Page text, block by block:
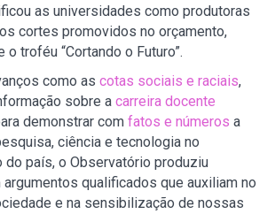
as universidades como produtoras
cortes promovidos no orçamento,
troféu “Cortando o Futuro”.
como as cotas sociais e raciais,
sobre a carreira docente
demonstrar com fatos e números a
ciência e tecnologia no
país, o Observatório produziu
qualificados que auxiliam no
e na sensibilização de nossas